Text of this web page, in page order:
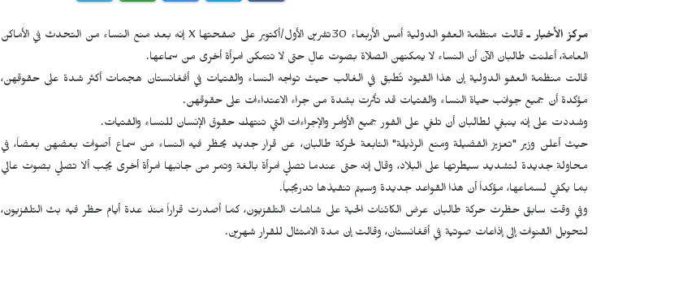
مركز الأخبار ـقالت منظمة العفو الدولية أمس الأربعاء 30تشرين الأول/أكتوبر على صفحتها X إنه بعد منع النساء من التحدث في الأماكن
العامة، أعلنت طالبان الآن أن النساء لا يمكنهن الصلاة بصوت عالٍ حتى لا تتمكن امرأة أخرى من سماعها.
قالت منظمة العفو الدولية إن هذا القيود تُطبق في الغالب حيث تواجه النساء والفتيات في أفغانستان هجمات أكثر شدة على حقوقهن،
مؤكدة أن جميع جوانب حياة النساء والفتيات قد تأثرت بشدة من جراء الاعتداءات على حقوقهن.
وشددت على إنه ينبغي لطالبان أن تلغي على الفور جميع الأوامر والإجراءات التي تنتهك حقوق الإنسان للنساء والفتيات.
حيث أعلن وزير "تعزيز الفضيلة ومنع الرذيلة" التابعة لحركة طالبان، عن قرار جديد يحظر فيه النساء من سماع أصوات بعضهن بعضاً، في
محاولة جديدة لتشديد سيطرتها على البلاد، وقال إنه حتى عندما تصلي امرأة بالغة وتمر من جانبها امرأة أخرى يجب ألا تصلي بصوت عالي
بما يكفي لسماعها، مؤكداً أن هذا القواعد جديدة وسيتم تنفيذها تدريجياً.
وفي وقت سابق حظرت حركة طالبان عرض الكائنات الحية على شاشات التلفزيون، كما أصدرت قراراً منذ عدة أيام حظر فيه بث التلفزيون،
لتحويل القنوات إلى إذاعات صوتية في أفغانستان، وقالت إن مدة الامتثال للقرار شهرين.